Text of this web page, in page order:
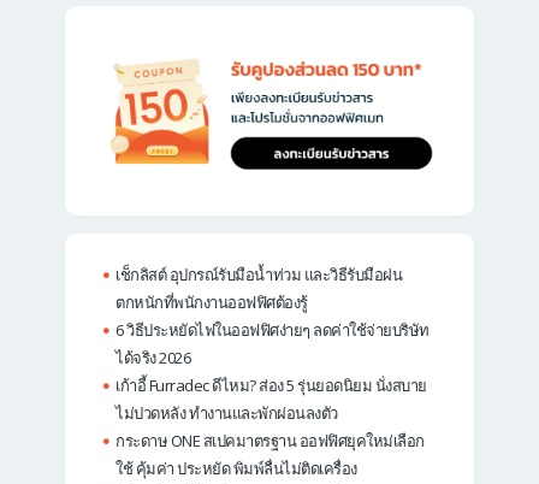
เช็กลิสต์ อุปกรณ์รับมือน้ำท่วม และวิธีรับมือฝน
ตกหนักที่พนักงานออฟฟิศต้องรู้
6 วิธีประหยัดไฟในออฟฟิศง่ายๆ ลดค่าใช้จ่ายบริษัท
ได้จริง 2026
เก้าอี้ Furradec ดีไหม? ส่อง 5 รุ่นยอดนิยม นั่งสบาย
ไม่ปวดหลัง ทำงานและพักผ่อนลงตัว
กระดาษ ONE สเปคมาตรฐาน ออฟฟิศยุคใหม่เลือก
ใช้ คุ้มค่า ประหยัด พิมพ์ลื่นไม่ติดเครื่อง